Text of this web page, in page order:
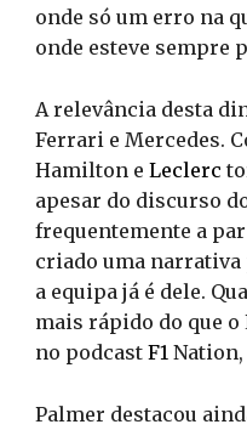
onde só um erro na
onde esteve sempre
A relevância desta
Ferrari e Mercedes.
Hamilton e Leclerc
apesar do discurso
frequentemente a
criado uma narrativa
a equipa já é dele.
mais rápido do que
no podcast F1 Nation,
Palmer destacou